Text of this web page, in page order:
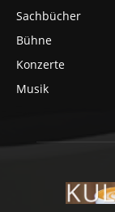
Sachbücher
Bühne
Konzerte
Musik